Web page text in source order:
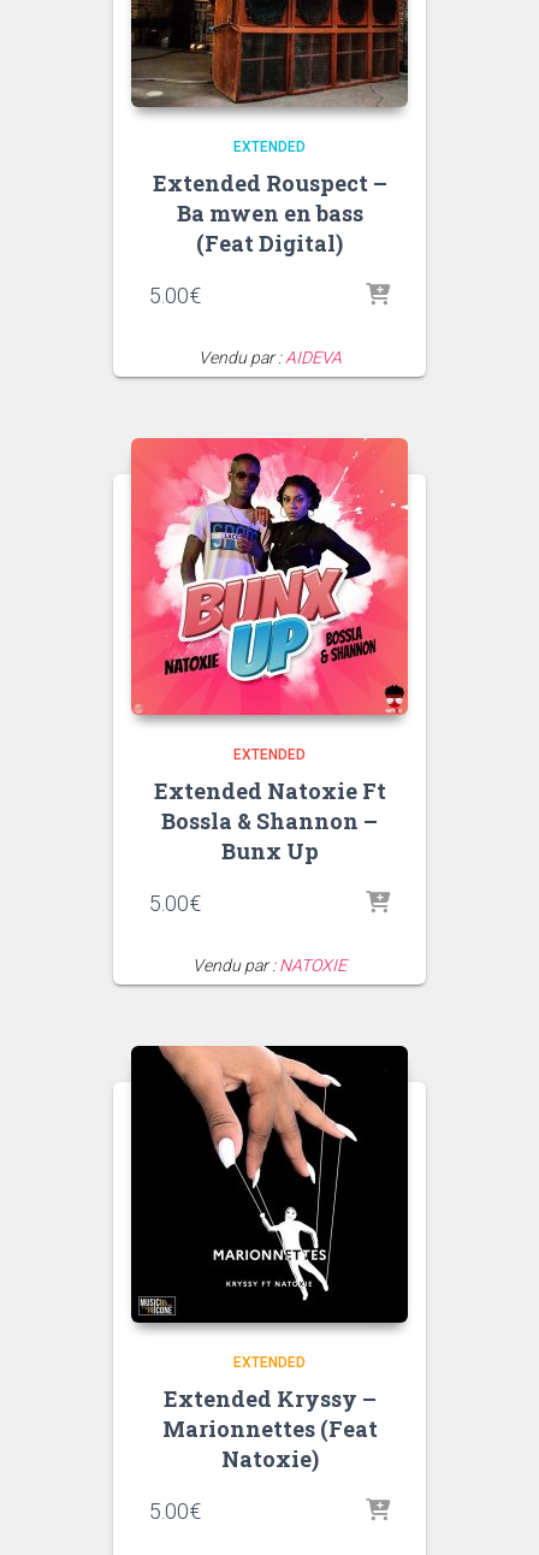
EXTENDED
Extended Rouspect –
Ba mwen en bass
(Feat Digital)
5.00€
Vendu par :AIDEVA
EXTENDED
Extended Natoxie Ft
Bossla & Shannon –
Bunx Up
5.00€
Vendu par :NATOXIE
EXTENDED
Extended Kryssy –
Marionnettes (Feat
Natoxie)
5.00€